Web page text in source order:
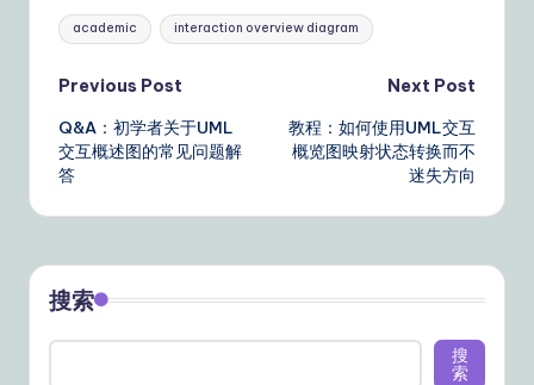
Tags:
academic interaction overview diagram
Post
navigation
Previous Post
Q&A：初学者关于UML
交互概述图的常见问题解
答
Next Post
教程：如何使用UML交互
概览图映射状态转换而不
迷失方向
搜索
搜
索